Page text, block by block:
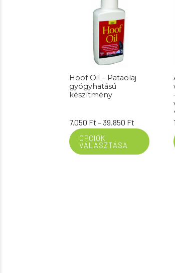
Hoof Oil – Pataolaj
gyógyhatású
készítmény
7.050 Ft –39.850 Ft
7.050 Ft
39.850 Ft
OPCIÓK
VÁLASZTÁSA